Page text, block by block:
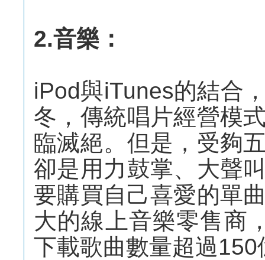
2.音樂：
iPod與iTunes的結合
冬，傳統唱片經營模
臨滅絕。但是，受夠
卻是用力鼓掌、大聲
要購買自己喜愛的單
大的線上音樂零售商
下載歌曲數量超過150